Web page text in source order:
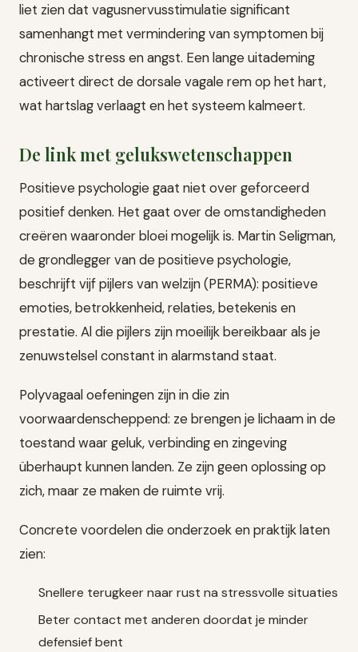
liet zien dat vagusnervusstimulatie significant
samenhangt met vermindering van symptomen bij
chronische stress en angst. Een lange uitademing
activeert direct de dorsale vagale rem op het hart,
wat hartslag verlaagt en het systeem kalmeert.
De link met gelukswetenschappen
Positieve psychologie gaat niet over geforceerd
positief denken. Het gaat over de omstandigheden
creëren waaronder bloei mogelijk is. Martin Seligman,
de grondlegger van de positieve psychologie,
beschrijft vijf pijlers van welzijn (PERMA): positieve
emoties, betrokkenheid, relaties, betekenis en
prestatie. Al die pijlers zijn moeilijk bereikbaar als je
zenuwstelsel constant in alarmstand staat.
Polyvagaal oefeningen zijn in die zin
voorwaardenscheppend: ze brengen je lichaam in de
toestand waar geluk, verbinding en zingeving
überhaupt kunnen landen. Ze zijn geen oplossing op
zich, maar ze maken de ruimte vrij.
Concrete voordelen die onderzoek en praktijk laten
zien:
Snellere terugkeer naar rust na stressvolle situaties
Beter contact met anderen doordat je minder
defensief bent